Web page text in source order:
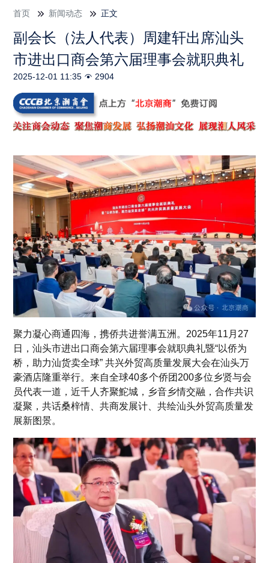
首页 新闻动态 正文
副会长（法人代表）周建轩出席汕头
市进出口商会第六届理事会就职典礼
2025-12-01 11:35 2904
聚力凝心商通四海，携侨共进誉满五洲。2025年11月27
日，汕头市进出口商会第六届理事会就职典礼暨“以侨为
桥，助力汕货卖全球” 共兴外贸高质量发展大会在汕头万
豪酒店隆重举行。来自全球40多个侨团200多位乡贤与会
员代表一道，近千人齐聚鮀城，乡音乡情交融，合作共识
凝聚，共话桑梓情、共商发展计、共绘汕头外贸高质量发
展新图景。